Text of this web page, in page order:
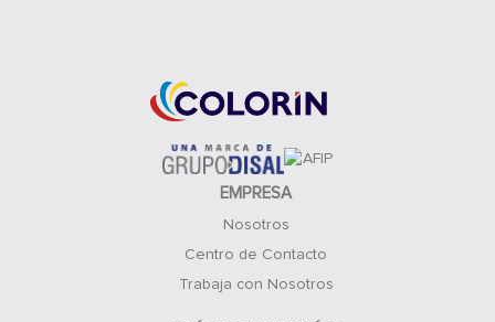
EMPRESA
Nosotros
Centro de Contacto
Trabaja con Nosotros